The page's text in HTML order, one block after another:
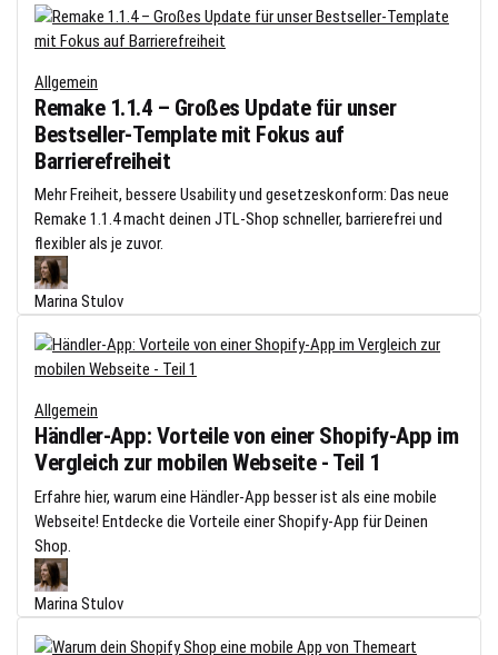
Allgemein
Remake 1.1.4 – Großes Update für unser
Bestseller-Template mit Fokus auf
Barrierefreiheit
Mehr Freiheit, bessere Usability und gesetzeskonform: Das neue
Remake 1.1.4 macht deinen JTL-Shop schneller, barrierefrei und
flexibler als je zuvor.
Marina Stulov
Allgemein
Händler-App: Vorteile von einer Shopify-App im
Vergleich zur mobilen Webseite - Teil 1
Erfahre hier, warum eine Händler-App besser ist als eine mobile
Webseite! Entdecke die Vorteile einer Shopify-App für Deinen
Shop.
Marina Stulov